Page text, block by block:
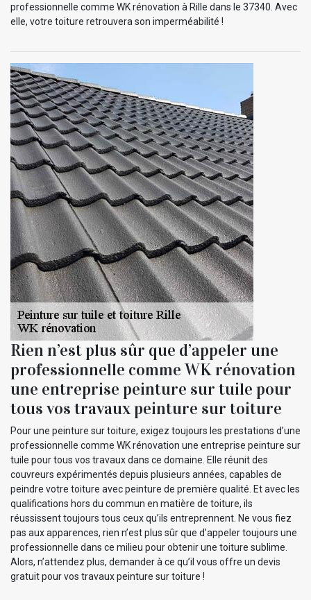
professionnelle comme WK rénovation à Rille dans le 37340. Avec
elle, votre toiture retrouvera son imperméabilité !
Rien n’est plus sûr que d’appeler une
professionnelle comme WK rénovation
une entreprise peinture sur tuile pour
tous vos travaux peinture sur toiture
Pour une peinture sur toiture, exigez toujours les prestations d’une
professionnelle comme WK rénovation une entreprise peinture sur
tuile pour tous vos travaux dans ce domaine. Elle réunit des
couvreurs expérimentés depuis plusieurs années, capables de
peindre votre toiture avec peinture de première qualité. Et avec les
qualifications hors du commun en matière de toiture, ils
réussissent toujours tous ceux qu’ils entreprennent. Ne vous fiez
pas aux apparences, rien n’est plus sûr que d’appeler toujours une
professionnelle dans ce milieu pour obtenir une toiture sublime.
Alors, n’attendez plus, demander à ce qu’il vous offre un devis
gratuit pour vos travaux peinture sur toiture !